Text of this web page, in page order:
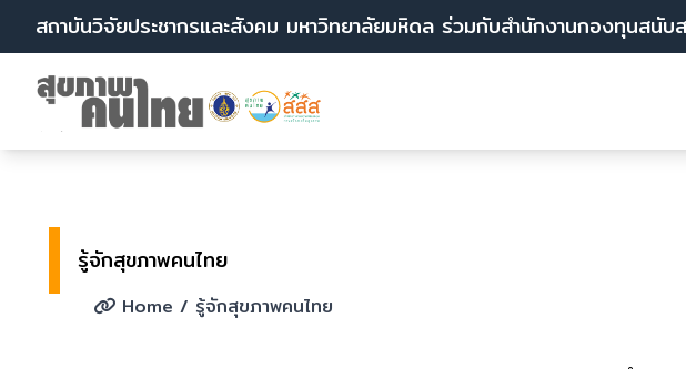
สถาบันวิจัยประชากรและสังคม มหาวิทยาลัยมหิดล ร่วมกับสำนักงานกองทุนสนับ
รู้จักสุขภาพคนไทย
Home / รู้จักสุขภาพคนไทย